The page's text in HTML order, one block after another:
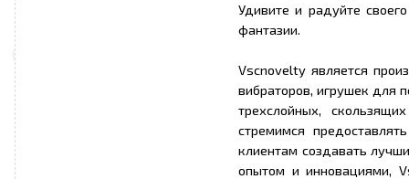
Удивите и радуйте
фантазии.
Vscnovelty является
вибраторов, игрушек для
трехслойных,
стремимся
клиентам создавать
опытом и инновациями,